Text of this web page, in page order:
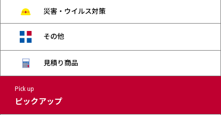
災害・ウイルス対策
その他
見積り商品
Pick up
ピックアップ